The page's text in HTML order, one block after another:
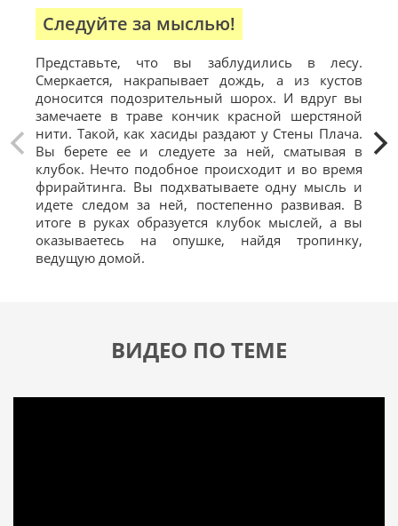
Следуйте за мыслью!
Представьте, что вы заблудились в лесу.
Смеркается, накрапывает дождь, а из кустов
доносится подозрительный шорох. И вдруг вы
замечаете в траве кончик красной шерстяной
нити. Такой, как хасиды раздают у Стены Плача.
Вы берете ее и следуете за ней, сматывая в
клубок. Нечто подобное происходит и во время
фрирайтинга. Вы подхватываете одну мысль и
идете следом за ней, постепенно развивая. В
итоге в руках образуется клубок мыслей, а вы
оказываетесь на опушке, найдя тропинку,
ведущую домой.
ВИДЕО ПО ТЕМЕ